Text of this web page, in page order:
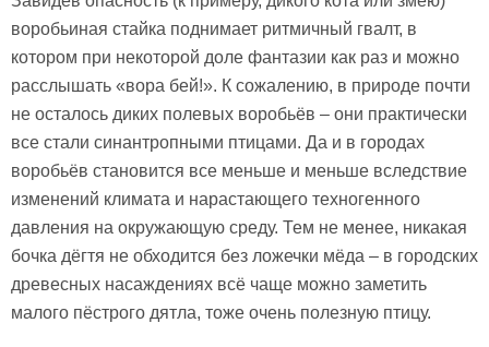
воробьиная стайка поднимает ритмичный гвалт, в
котором при некоторой доле фантазии как раз и можно
расслышать «вора бей!». К сожалению, в природе почти
не осталось диких полевых воробьёв – они практически
все стали синантропными птицами. Да и в городах
воробьёв становится все меньше и меньше вследствие
изменений климата и нарастающего техногенного
давления на окружающую среду. Тем не менее, никакая
бочка дёгтя не обходится без ложечки мёда – в городских
древесных насаждениях всё чаще можно заметить
малого пёстрого дятла, тоже очень полезную птицу.